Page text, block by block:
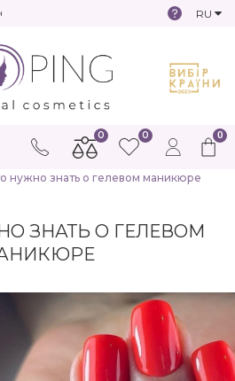
RU
0
0 0
нужно знать о гелевом маникюре
ЗНАТЬ О ГЕЛЕВОМ